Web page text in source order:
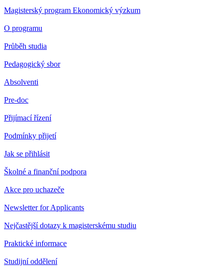
Magisterský program Ekonomický výzkum
O programu
Průběh studia
Pedagogický sbor
Absolventi
Pre-doc
Přijímací řízení
Podmínky přijetí
Jak se přihlásit
Školné a finanční podpora
Akce pro uchazeče
Newsletter for Applicants
Nejčastější dotazy k magisterskému studiu
Praktické informace
Studijní oddělení